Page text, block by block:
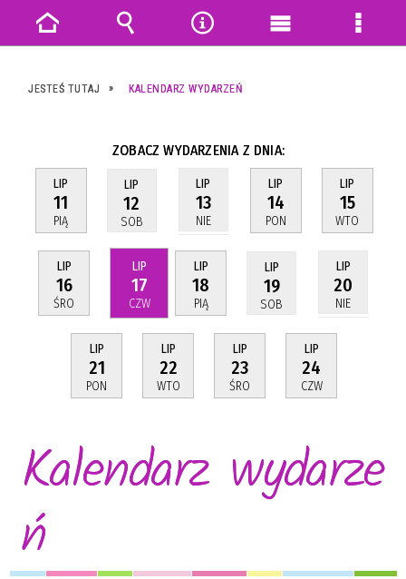
JESTEŚ TUTAJ KALENDARZ WYDARZEŃ
ZOBACZ WYDARZENIA Z DNIA:
LIP
11
PIĄ
LIP
12
SOB
LIP
13
NIE
LIP
14
PON
LIP
15
WTO
LIP
16
ŚRO
LIP
17
CZW
LIP
18
PIĄ
LIP
19
SOB
LIP
20
NIE
LIP
21
PON
LIP
22
WTO
LIP
23
ŚRO
LIP
24
CZW
Kalendarz wydarze
ń
Strona
główna
Wyszukiwarka
NarzędziaMenu
Menu